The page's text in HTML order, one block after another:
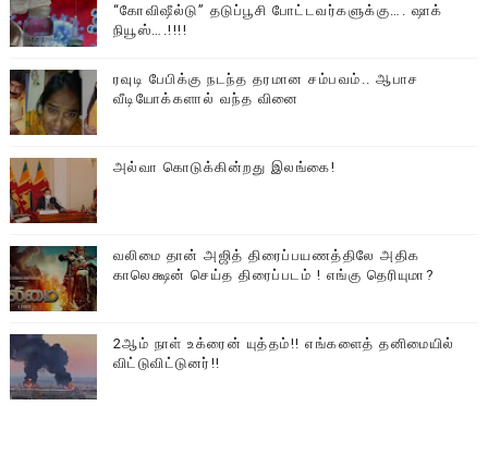
“கோவிஷீல்டு” தடுப்பூசி போட்டவர்களுக்கு…. ஷாக்
நியூஸ்….!!!!
ரவுடி பேபிக்கு நடந்த தரமான சம்பவம்.. ஆபாச
வீடியோக்களால் வந்த வினை
அல்வா கொடுக்கின்றது இலங்கை!
வலிமை தான் அஜித் திரைப்பயணத்திலே அதிக
காலெக்ஷன் செய்த திரைப்படம் ! எங்கு தெரியுமா?
2ஆம் நாள் உக்ரைன் யுத்தம்!! எங்களைத் தனிமையில்
விட்டுவிட்டுனர்!!